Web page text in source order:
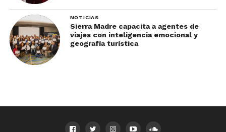
NOTICIAS
Sierra Madre capacita a agentes de
viajes con inteligencia emocional y
geografía turística